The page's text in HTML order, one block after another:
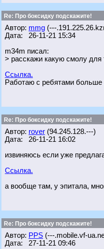
Re: Про боксидку подскажите!
Автор: mmg (---
Дата: 26-11-21 15:34
m34m писал:
> расскажи какую смолу для
Ссылка.
Работаю с ребятами больше
Re: Про боксидку подскажите!
Автор: rover (94.245.128.---)
Дата: 26-11-21 16:02
извиняюсь если уже
Ссылка.
а вообще там, у эпитала,
Re: Про боксидку подскажите!
Автор: PPS (---.mobile.vf-
Дата: 27-11-21 09:46